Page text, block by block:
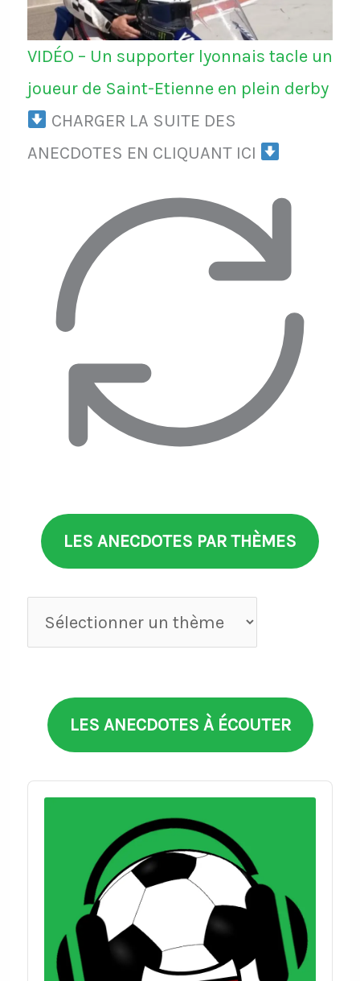
VIDÉO – Un supporter lyonnais tacle un
joueur de Saint-Etienne en plein derby
CHARGER LA SUITE DES
ANECDOTES EN CLIQUANT ICI
LES ANECDOTES PAR THÈMES
Anecdotes
par
LES ANECDOTES À ÉCOUTER
Audio
Player